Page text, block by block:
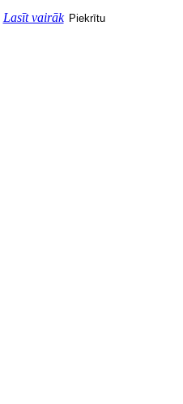
Lasīt vairāk Piekrītu